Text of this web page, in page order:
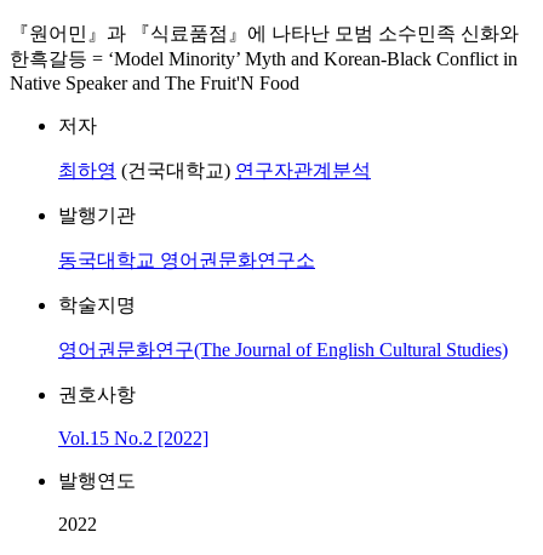
『원어민』과 『식료품점』에 나타난 모범 소수민족 신화와
한흑갈등 = ‘Model Minority’ Myth and Korean-Black Conflict in
Native Speaker and The Fruit'N Food
저자
최하영 (건국대학교) 연구자관계분석
발행기관
동국대학교 영어권문화연구소
학술지명
영어권문화연구(The Journal of English Cultural Studies)
권호사항
Vol.15 No.2 [2022]
발행연도
2022